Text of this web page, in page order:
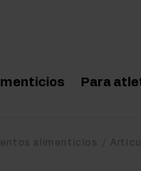
Para
alimenticios